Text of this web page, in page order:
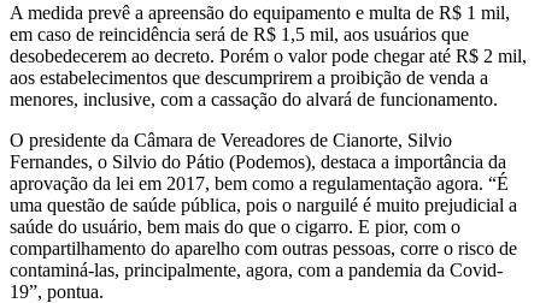
A medida prevê a apreensão do equipamento e multa de R$ 1 mil,
em caso de reincidência será de R$ 1,5 mil, aos usuários que
desobedecerem ao decreto. Porém o valor pode chegar até R$ 2 mil,
aos estabelecimentos que descumprirem a proibição de venda a
menores, inclusive, com a cassação do alvará de funcionamento.
O presidente da Câmara de Vereadores de Cianorte, Silvio
Fernandes, o Silvio do Pátio (Podemos), destaca a importância da
aprovação da lei em 2017, bem como a regulamentação agora. “É
uma questão de saúde pública, pois o narguilé é muito prejudicial a
saúde do usuário, bem mais do que o cigarro. E pior, com o
compartilhamento do aparelho com outras pessoas, corre o risco de
contaminá-las, principalmente, agora, com a pandemia da Covid-
19”, pontua.